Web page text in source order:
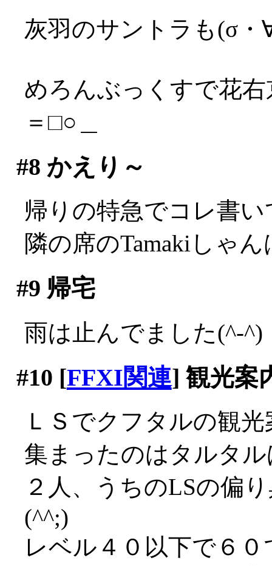
灰羽のサントラも(σ・
めろんぶっくすで花
＝□○＿
#8 かえり～
帰りの特急でコレ書
隣の席のTamakiしゃ
#9 帰宅
雨は止んでました(^-^)
#10 [FFXI関連] 観光案
ＬＳでクフタルの観
集まったのはタルタ
２人、うちのLSの偏
(^^;)
レベル４０以下で６